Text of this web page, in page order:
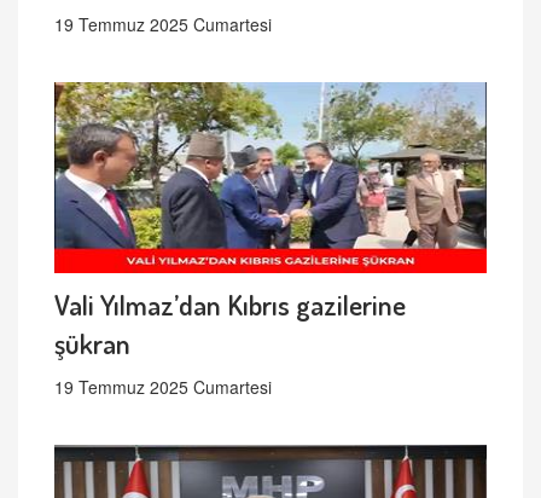
19 Temmuz 2025 Cumartesi
Vali Yılmaz’dan Kıbrıs gazilerine
şükran
19 Temmuz 2025 Cumartesi